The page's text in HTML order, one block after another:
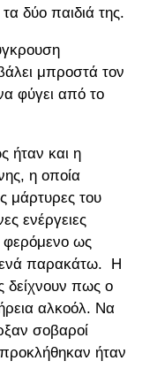
δύο παιδιά της.
μπροστά τον
φύγει από το
ήταν και η
η οποία
μάρτυρες του
ενέργειες
φερόμενο ως
παρακάτω.
Η
δείχνουν πως ο
αλκοόλ. Να
σοβαροί
προκλήθηκαν ήταν